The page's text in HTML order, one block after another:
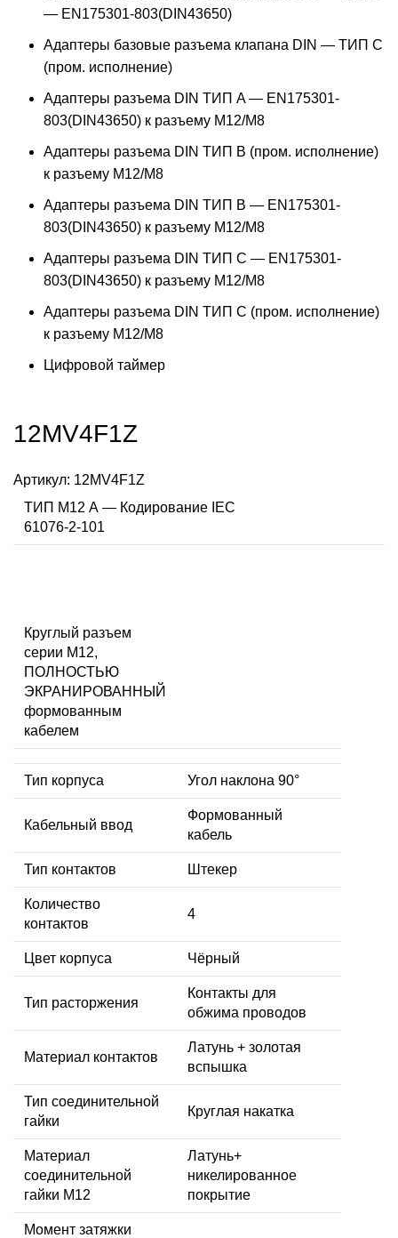
— EN175301-803(DIN43650)
Адаптеры базовые разъема клапана DIN — ТИП C
(пром. исполнение)
Адаптеры разъема DIN ТИП A — EN175301-
803(DIN43650) к разъему M12/M8
Адаптеры разъема DIN ТИП B (пром. исполнение)
к разъему M12/M8
Адаптеры разъема DIN ТИП B — EN175301-
803(DIN43650) к разъему M12/M8
Адаптеры разъема DIN ТИП C — EN175301-
803(DIN43650) к разъему M12/M8
Адаптеры разъема DIN ТИП C (пром. исполнение)
к разъему M12/M8
Цифровой таймер
12MV4F1Z
Артикул: 12MV4F1Z
ТИП M12 А — Кодирование IEC
61076-2-101
Круглый разъем
серии M12,
ПОЛНОСТЬЮ
ЭКРАНИРОВАННЫЙ
формованным
кабелем
Тип корпуса Угол наклона 90°
Кабельный ввод
Формованный
кабель
Тип контактов Штекер
Количество
контактов
4
Цвет корпуса Чёрный
Тип расторжения
Контакты для
обжима проводов
Материал контактов
Латунь + золотая
вспышка
Тип соединительной
гайки
Круглая накатка
Материал
соединительной
гайки M12
Латунь+
никелированное
покрытие
Момент затяжки